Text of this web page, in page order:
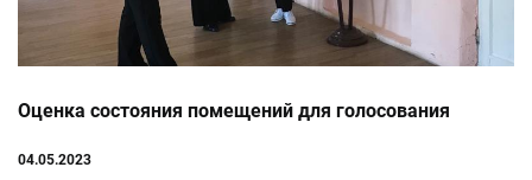
Оценка состояния помещений для голосования
04.05.2023